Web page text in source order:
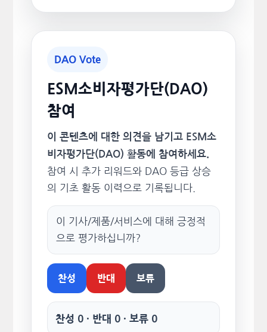
DAO Vote
ESM소비자평가단(DAO)
참여
이 콘텐츠에 대한 의견을 남기고 ESM소
비자평가단(DAO) 활동에 참여하세요.
참여 시 추가 리워드와 DAO 등급 상승
의 기초 활동 이력으로 기록됩니다.
이 기사/제품/서비스에 대해 긍정적
으로 평가하십니까?
찬성 반대 보류
찬성 0 · 반대 0 · 보류 0